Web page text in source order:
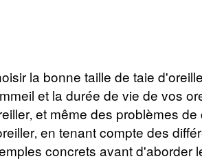
la bonne taille de taie
et la durée de vie de vos
et même des problèmes
en tenant compte des
concrets avant d'aborder